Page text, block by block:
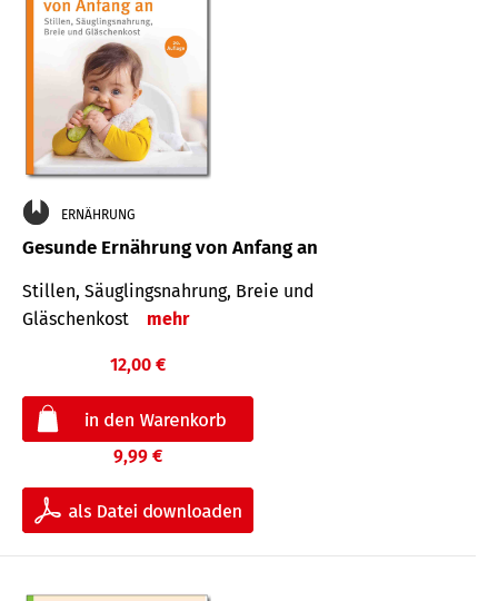
ERNÄHRUNG
Gesunde Ernährung von Anfang an
Stillen, Säuglingsnahrung, Breie und
Gläschenkost
mehr
12,00 €
9,99 €